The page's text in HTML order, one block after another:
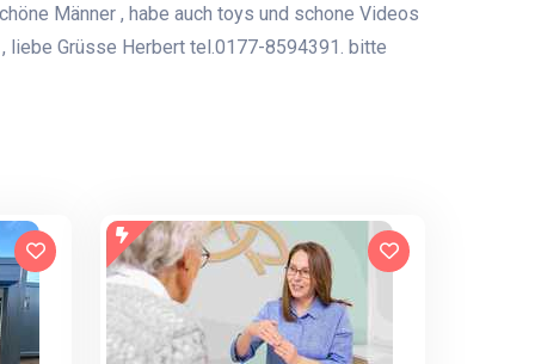
Männer , habe auch toys und schone Videos
liebe Grüsse Herbert tel.0177-8594391. bitte